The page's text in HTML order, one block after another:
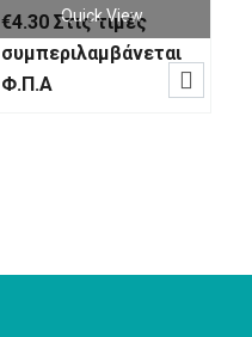
€4.30 Στις τιμές
συμπεριλαμβάνεται
Φ.Π.Α
Quick View
